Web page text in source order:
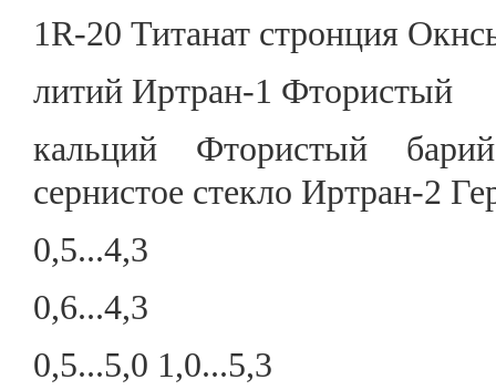
1R-20 Титанат стронция
литий Иртран-1 Фтористый
кальций Фтористый
сернистое стекло Иртран-2
0,5...4,3
0,6...4,3
0,5...5,0 1,0...5,3